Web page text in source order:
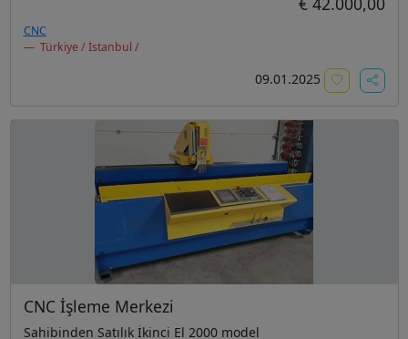
CNC
Türkiye / İstanbul /
09.01.2025
CNC İşleme Merkezi
Sahibinden Satılık İkinci El 2000 model